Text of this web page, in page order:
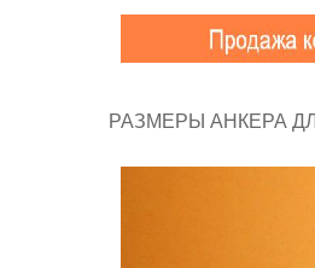
РАЗМЕРЫ АНКЕРА